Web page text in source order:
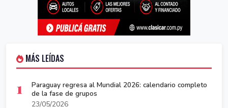
MÁS LEÍDAS
1
Paraguay regresa al Mundial 2026: calendario completo
de la fase de grupos
23/05/2026